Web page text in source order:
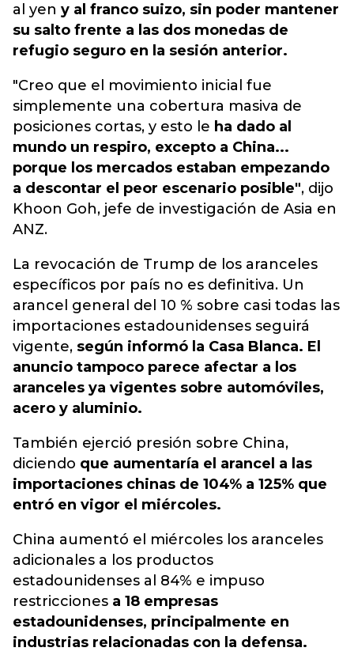
al yen y al franco suizo, sin poder mantener
su salto frente a las dos monedas de
refugio seguro en la sesión anterior.
"Creo que el movimiento inicial fue
simplemente una cobertura masiva de
posiciones cortas, y esto le ha dado al
mundo un respiro, excepto a China...
porque los mercados estaban empezando
a descontar el peor escenario posible", dijo
Khoon Goh, jefe de investigación de Asia en
ANZ.
La revocación de Trump de los aranceles
específicos por país no es definitiva. Un
arancel general del 10 % sobre casi todas las
importaciones estadounidenses seguirá
vigente, según informó la Casa Blanca. El
anuncio tampoco parece afectar a los
aranceles ya vigentes sobre automóviles,
acero y aluminio.
También ejerció presión sobre China,
diciendo que aumentaría el arancel a las
importaciones chinas de 104% a 125% que
entró en vigor el miércoles.
China aumentó el miércoles los aranceles
adicionales a los productos
estadounidenses al 84% e impuso
restricciones a 18 empresas
estadounidenses, principalmente en
industrias relacionadas con la defensa.